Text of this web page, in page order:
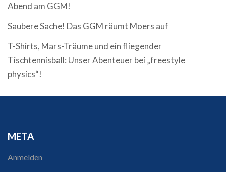
Abend am GGM!
Saubere Sache! Das GGM räumt Moers auf
T-Shirts, Mars-Träume und ein fliegender
Tischtennisball: Unser Abenteuer bei „freestyle
physics“!
META
Anmelden